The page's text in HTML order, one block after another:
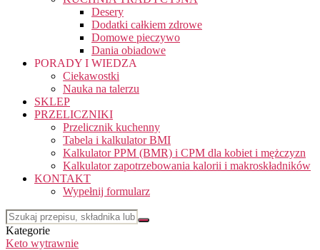
Desery
Dodatki całkiem zdrowe
Domowe pieczywo
Dania obiadowe
PORADY I WIEDZA
Ciekawostki
Nauka na talerzu
SKLEP
PRZELICZNIKI
Przelicznik kuchenny
Tabela i kalkulator BMI
Kalkulator PPM (BMR) i CPM dla kobiet i mężczyzn
Kalkulator zapotrzebowania kalorii i makroskładników
KONTAKT
Wypełnij formularz
Kategorie
Keto wytrawnie